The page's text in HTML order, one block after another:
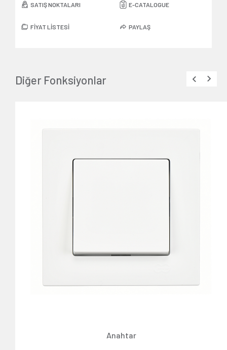
SATIŞ NOKTALARI E-CATALOGUE
FİYAT LİSTESİ PAYLAŞ
Diğer Fonksiyonlar
Anahtar